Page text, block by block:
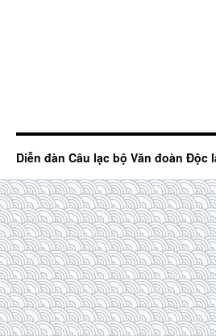
Diễn đàn Câu lạc bộ Văn đoàn Độc